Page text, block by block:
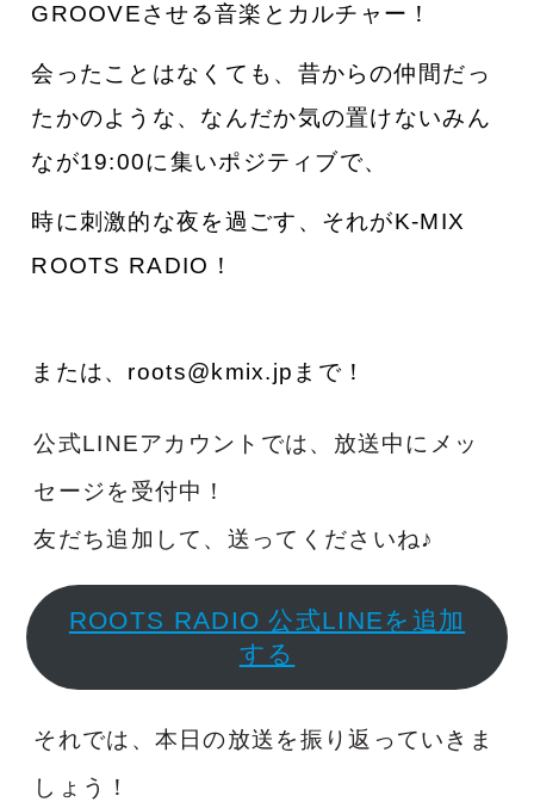
GROOVEさせる音楽とカルチャー！
会ったことはなくても、昔からの仲間だっ
たかのような、なんだか気の置けないみん
なが19:00に集いポジティブで、
時に刺激的な夜を過ごす、それがK-MIX
ROOTS RADIO！
または、roots@kmix.jpまで！
公式LINEアカウントでは、放送中にメッ
セージを受付中！
友だち追加して、送ってくださいね♪
ROOTS RADIO 公式LINEを追加
する
それでは、本日の放送を振り返っていきま
しょう！